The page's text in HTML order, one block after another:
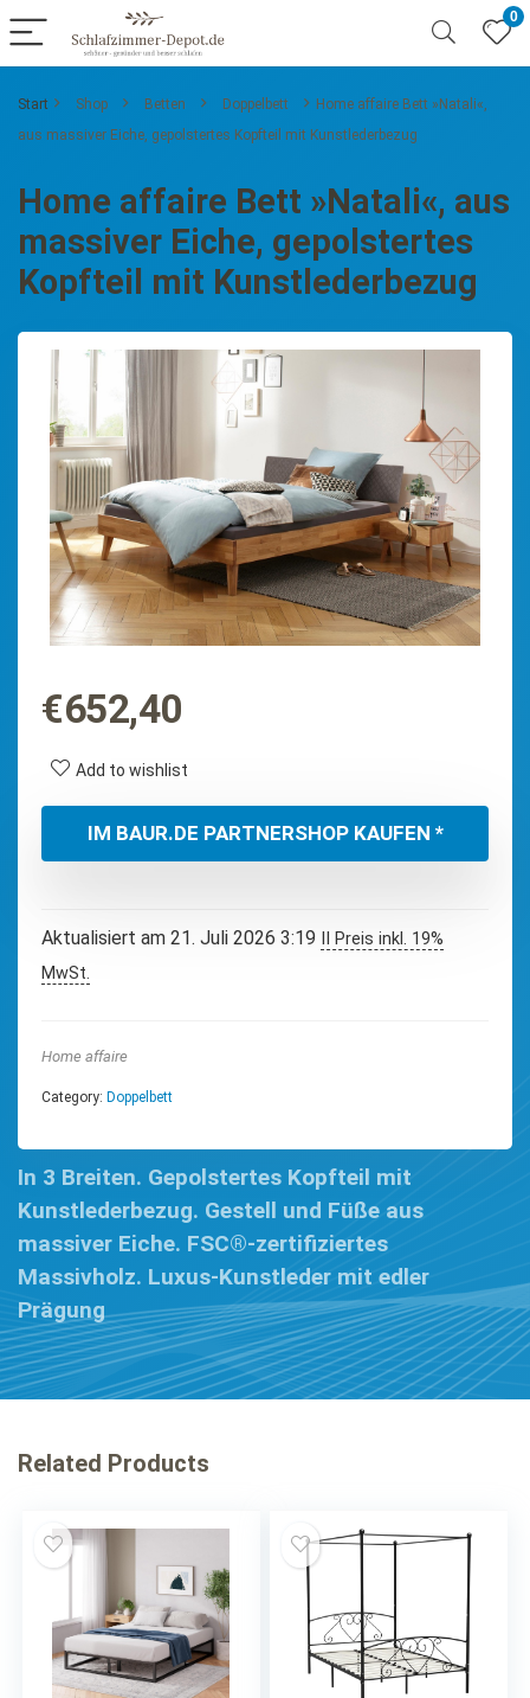
0
Start Shop Betten Doppelbett
Home affaire Bett »Natali«,
aus massiver Eiche, gepolstertes Kopfteil mit Kunstlederbezug
Home affaire Bett »Natali«, aus
massiver Eiche, gepolstertes
Kopfteil mit Kunstlederbezug
€652,40
Add to wishlist
IM BAUR.DE PARTNERSHOP KAUFEN *
Aktualisiert am 21. Juli 2026 3:19
II Preis inkl. 19%
MwSt.
Home affaire
Category: Doppelbett
In 3 Breiten. Gepolstertes Kopfteil mit
Kunstlederbezug. Gestell und Füße aus
massiver Eiche. FSC®-zertifiziertes
Massivholz. Luxus-Kunstleder mit edler
Prägung
Related Products